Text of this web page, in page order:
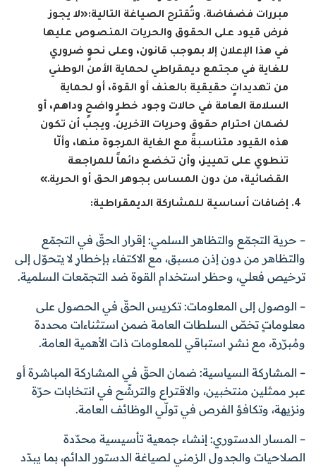
مبررات فضفاضة. وتُقترح الصياغة التالية: «لا يجوز
فرض قيود على الحقوق والحريات المنصوص عليها
في هذا الإعلان إلا بموجب قانون، وعلى نحوٍ ضروري
للغاية في مجتمع ديمقراطي لحماية الأمن الوطني
من تهديداتٍ حقيقية بالعنف أو القوة، أو لحماية
السلامة العامة في حالات وجود خطرٍ واضحٍ وداهم، أو
لضمان احترام حقوق وحريات الآخرين. ويجب أن تكون
هذه القيود متناسبةً مع الغاية المرجوة منها، وألّا
تنطوي على تمييز، وأن تخضع دائماً للمراجعة
القضائية، من دون المساس بجوهر الحق أو الحرية.»
إضافات أساسية للمشاركة الديمقراطية:
– حرية التجمّع والتظاهر السلمي: إقرار الحقّ في التجمّع
والتظاهر من دون إذن مسبق، مع الاكتفاء بإخطارٍ لا يتحوّل إلى
ترخيص فعلي، وحظر استخدام القوة ضد التجمّعات السلمية.
– الوصول إلى المعلومات: تكريس الحقّ في الحصول على
معلوماتٍ تخصّ السلطات العامة ضمن استثناءات محددة
ومُبرّرة، مع نشرٍ استباقي للمعلومات ذات الأهمية العامة.
– المشاركة السياسية: ضمان الحقّ في المشاركة المباشرة أو
عبر ممثلين منتخبين، والاقتراع والترشّح في انتخابات حرّة
ونزيهة، وتكافؤ الفرص في تولّي الوظائف العامة.
– المسار الدستوري: إنشاء جمعية تأسيسية محدّدة
الصلاحيات والجدول الزمني لصياغة الدستور الدائم، بما يبدّد